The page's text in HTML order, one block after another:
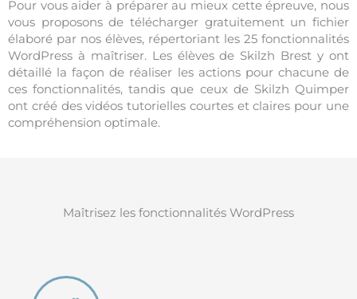
Pour vous aider à préparer au mieux cette épreuve, nous
vous proposons de télécharger gratuitement un fichier
élaboré par nos élèves, répertoriant les 25 fonctionnalités
WordPress à maîtriser. Les élèves de Skilzh Brest y ont
détaillé la façon de réaliser les actions pour chacune de
ces fonctionnalités, tandis que ceux de Skilzh Quimper
ont créé des vidéos tutorielles courtes et claires pour une
compréhension optimale.
Maîtrisez les fonctionnalités WordPress